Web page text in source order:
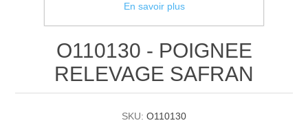
O110130 - POIGNEE
RELEVAGE SAFRAN
SKU: O110130
En savoir plus